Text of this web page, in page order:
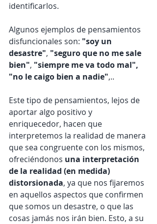
identificarlos.
Algunos ejemplos de pensamientos
disfuncionales son: "soy un
desastre", "seguro que no me sale
bien", "siempre me va todo mal",
"no le caigo bien a nadie",..
Este tipo de pensamientos, lejos de
aportar algo positivo y
enriquecedor, hacen que
interpretemos la realidad de manera
que sea congruente con los mismos,
ofreciéndonos una interpretación
de la realidad (en medida)
distorsionada, ya que nos fijaremos
en aquellos aspectos que confirmen
que somos un desastre, o que las
cosas jamás nos irán bien. Esto, a su